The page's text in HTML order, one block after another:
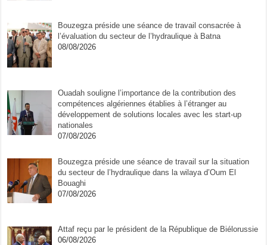
Bouzegza préside une séance de travail consacrée à
l’évaluation du secteur de l’hydraulique à Batna
08/08/2026
Ouadah souligne l’importance de la contribution des
compétences algériennes établies à l’étranger au
développement de solutions locales avec les start-up
nationales
07/08/2026
Bouzegza préside une séance de travail sur la situation
du secteur de l’hydraulique dans la wilaya d’Oum El
Bouaghi
07/08/2026
Attaf reçu par le président de la République de Biélorussie
06/08/2026